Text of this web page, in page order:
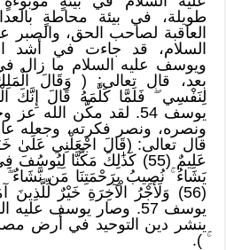
طويلة، في بيئة محاطةٍ
العاقبة لصاحب الحق، والصبر
السلام، قد جاءت في أشد
ويوسف عليه السلام ما زال
بعد، قال تعالى: ( وَقَالَ
لِنَفْسِي ۖ فَلَمَّا كَلَّمَهُ قَالَ إِنَّكَ
يوسف 54. لقد مكَّن
ونصره، ونصر فكرته، وجعله
قال تعالى: (قَالَ اجْعَلْنِي عَلَىٰ
عَلِيمٌ (55) كَذَٰلِكَ مَكَّنَّا
يَشَاءُ ۚ نُصِيبُ بِرَحْمَتِنَا مَن نَّشَاءُ
يوسف 57. وصار يوسف
ينشر دين التوحيد في أرض
ۚ ).